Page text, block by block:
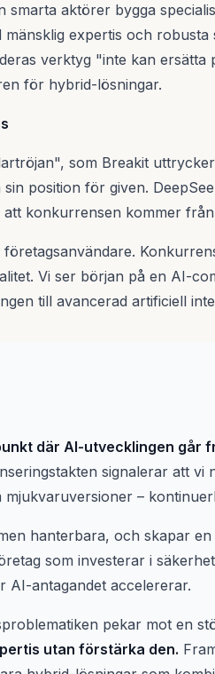
smarta aktörer bygga
expertis och
verktyg "inte kan ersätta
för hybrid-lösningar.
som Breakit
position för given.
konkurrensen kommer
Vi ser början på en AI-
till avancerad artificiell
där AI-utvecklingen går
signalerar att vi
–
hanterbara, och skapar
som investerar i
AI-antagandet accelererar.
pekar mot en
utan förstärka den.